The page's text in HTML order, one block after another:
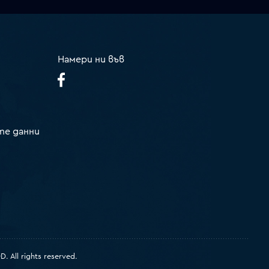
данни
Намери ни във
All rights reserved.